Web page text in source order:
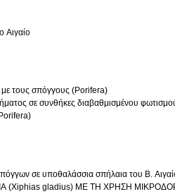
Αιγαίο
με τους σπόγγους (Porifera)
σε συνθήκες διαβαθμισμένου
σε υποθαλάσσια σπήλαια του Β.
(Xiphias gladius) ΜΕ ΤΗ ΧΡΗΣΗ